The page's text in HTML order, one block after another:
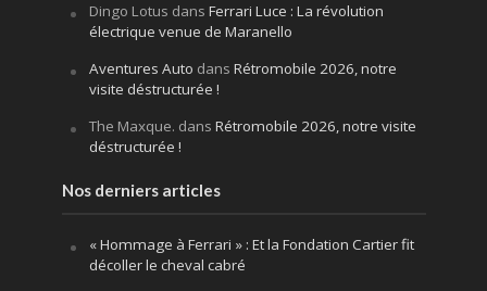
Dingo Lotus dans Ferrari Luce : La révolution
électrique venue de Maranello
Aventures Auto dans Rétromobile 2026, notre
visite déstructurée !
The Maxque. dans Rétromobile 2026, notre visite
déstructurée !
Nos derniers articles
« Hommage à Ferrari » : Et la Fondation Cartier fit
décoller le cheval cabré